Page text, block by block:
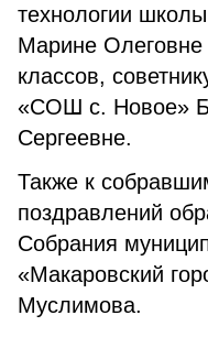
технологии
Марине Олеговне
классов,
«СОШ с. Новое»
Сергеевне.
Также к
поздравлений
Собрания
«Макаровский
Муслимова.